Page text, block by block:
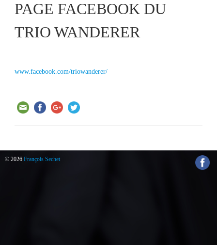
PAGE FACEBOOK DU
TRIO WANDERER
www.facebook.com/triowanderer/
© 2026 François Sechet